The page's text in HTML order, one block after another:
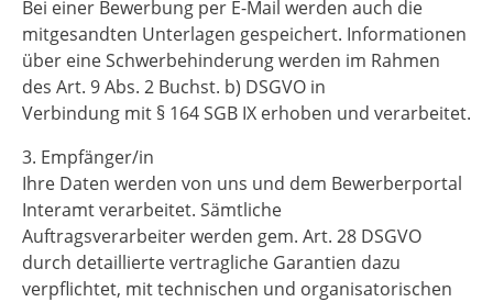
Bei einer Bewerbung per E-Mail werden auch die
mitgesandten Unterlagen gespeichert. Informationen
über eine Schwerbehinderung werden im Rahmen
des Art. 9 Abs. 2 Buchst. b) DSGVO in
Verbindung mit § 164 SGB IX erhoben und verarbeitet.
3. Empfänger/in
Ihre Daten werden von uns und dem Bewerberportal
Interamt verarbeitet. Sämtliche
Auftragsverarbeiter werden gem. Art. 28 DSGVO
durch detaillierte vertragliche Garantien dazu
verpflichtet, mit technischen und organisatorischen